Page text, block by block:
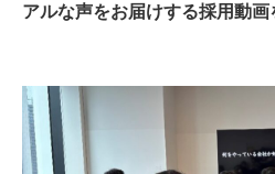
アルな声をお届けする採用動画